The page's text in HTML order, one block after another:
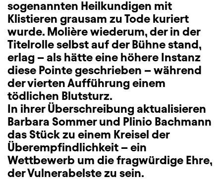
sogenannten Heilkundigen mit
Klistieren grausam zu Tode kuriert
wurde. Molière wiederum, der in der
Titelrolle selbst auf der Bühne stand,
erlag – als hätte eine höhere Instanz
diese Pointe geschrieben – während
der vierten Aufführung einem
tödlichen Blutsturz.
In ihrer Überschreibung aktualisieren
Barbara Sommer und Plinio Bachmann
das Stück zu einem Kreisel der
Überempfindlichkeit – ein
Wettbewerb um die fragwürdige Ehre,
der Vulnerabelste zu sein.